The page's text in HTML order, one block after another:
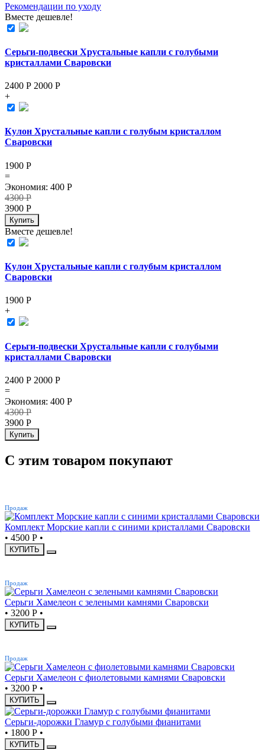
Рекомендации по уходу
Вместе дешевле!
Серьги-подвески Хрустальные капли с голубыми
кристаллами Сваровски
2400 Р 2000 Р
+
Кулон Хрустальные капли с голубым кристаллом
Сваровски
1900 Р
=
Экономия: 400 Р
4300Р
3900 Р
Купить
Вместе дешевле!
Кулон Хрустальные капли с голубым кристаллом
Сваровски
1900 Р
+
Серьги-подвески Хрустальные капли с голубыми
кристаллами Сваровски
2400 Р 2000 Р
=
Экономия: 400 Р
4300Р
3900 Р
Купить
С этим товаром покупают
Продаж
Комплект Морские капли с синими кристаллами Сваровски
• 4500 Р •
КУПИТЬ
Продаж
Серьги Хамелеон с зелеными камнями Сваровски
• 3200 Р •
КУПИТЬ
Продаж
Серьги Хамелеон с фиолетовыми камнями Сваровски
• 3200 Р •
КУПИТЬ
Серьги-дорожки Гламур с голубыми фианитами
• 1800 Р •
КУПИТЬ